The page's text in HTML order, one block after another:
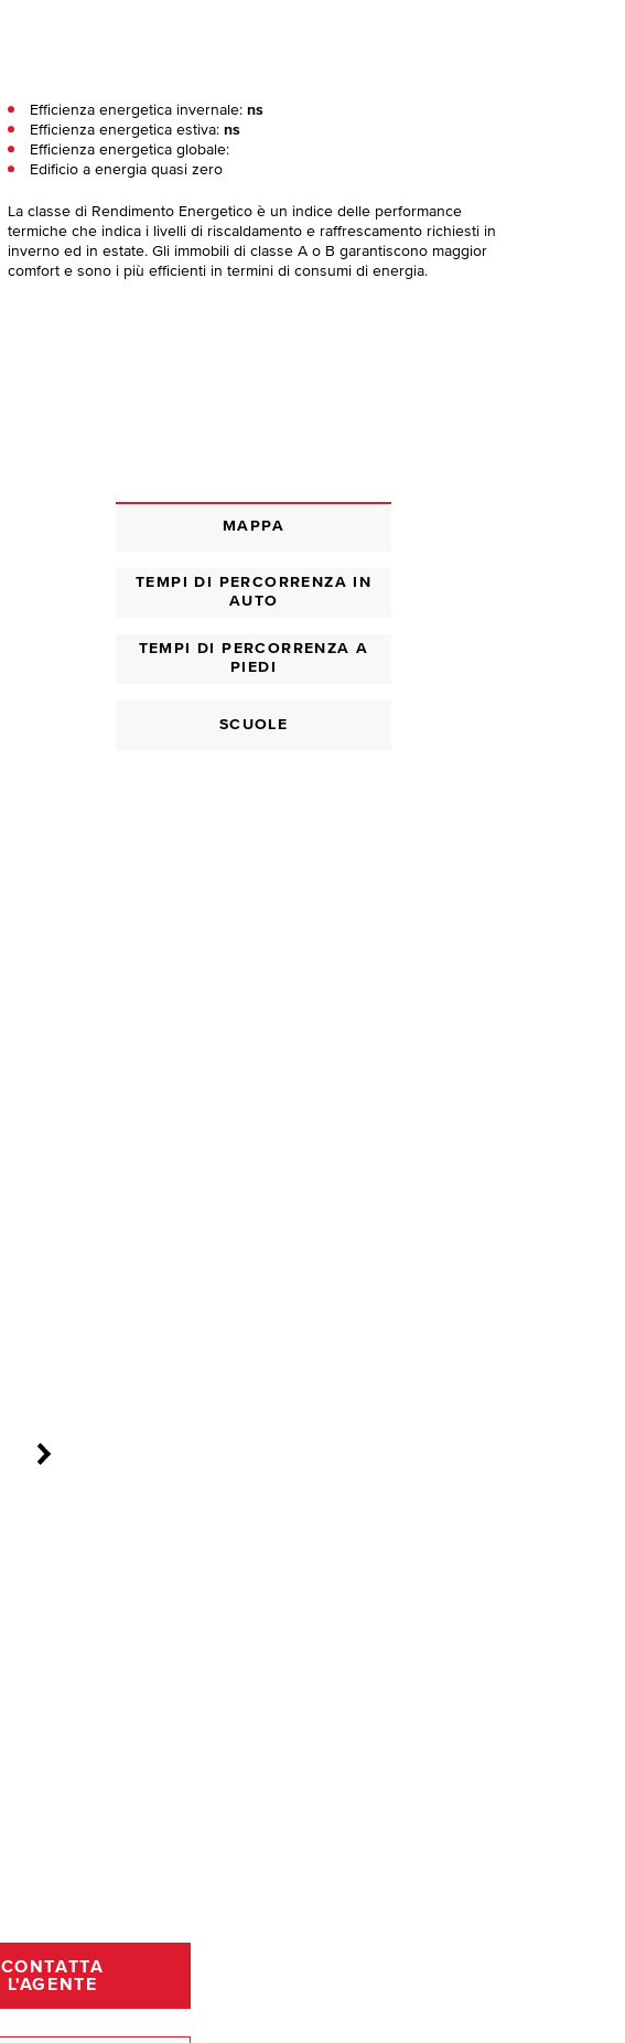
Efficienza energetica invernale:ns
Efficienza energetica estiva:ns
Efficienza energetica globale:
Edificio a energia quasi zero
La classe di Rendimento Energetico è un indice delle performance
termiche che indica i livelli di riscaldamento e raffrescamento richiesti in
inverno ed in estate. Gli immobili di classe A o B garantiscono maggior
comfort e sono i più efficienti in termini di consumi di energia.
MAPPA
TEMPI DI PERCORRENZA IN
AUTO
TEMPI DI PERCORRENZA A
PIEDI
SCUOLE
CONTATTA
L'AGENTE